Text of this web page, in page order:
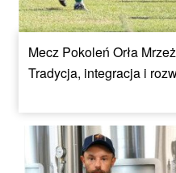
Mecz Pokoleń Orła
Tradycja, integracja i